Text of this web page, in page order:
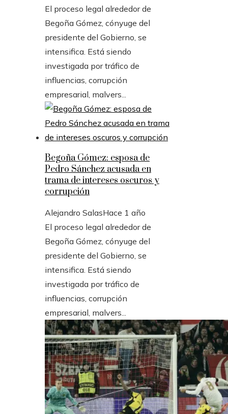
El proceso legal alrededor de
Begoña Gómez, cónyuge del
presidente del Gobierno, se
intensifica. Está siendo
investigada por tráfico de
influencias, corrupción
empresarial, malvers...
Begoña Gómez: esposa de
Pedro Sánchez acusada en
trama de intereses oscuros y
corrupción
Alejandro SalasHace 1 año
El proceso legal alrededor de
Begoña Gómez, cónyuge del
presidente del Gobierno, se
intensifica. Está siendo
investigada por tráfico de
influencias, corrupción
empresarial, malvers...